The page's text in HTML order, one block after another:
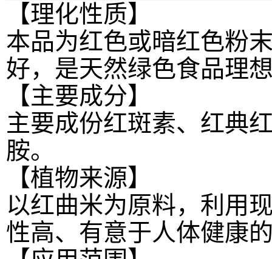
【理化性质】
本品为红色或暗红色粉
好，是天然绿色食品理
【主要成分】
主要成份红斑素、红典
胺。
【植物来源】
以红曲米为原料，利用
性高、有意于人体健康